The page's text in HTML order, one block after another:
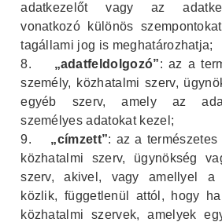
adatkezelőt vagy az
vonatkozó különös
tagállami jog is meghatározhatja;
8.
„adatfeldolgozó”: az a
személy, közhatalmi szerv,
egyéb szerv, amely az
személyes adatokat kezel;
9.
„címzett”: az a
közhatalmi szerv, ügynökség
szerv, akivel, vagy amellyel a
közlik, függetlenül attól, hogy
közhatalmi szervek, amelyek